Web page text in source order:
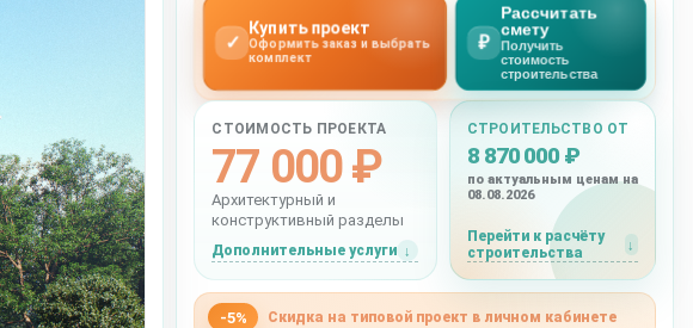
СТОИМОСТЬ ПРОЕКТА
77 000 ₽
Архитектурный и
конструктивный разделы
Дополнительные услуги
СТРОИТЕЛЬСТВО ОТ
8 870 000 ₽
по актуальным ценам на
08.08.2026
Перейти к расчёту
строительства
-5% Скидка на типовой проект в личном кабинете
✓
Купить проект
Оформить заказ и выбрать
комплект
₽
Рассчитать
смету
Получить
стоимость
строительства